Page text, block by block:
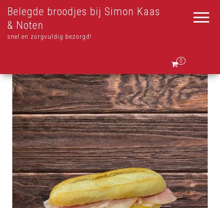
Belegde broodjes bij Simon Kaas
& Noten
snel en zorgvuldig bezorgd!
0